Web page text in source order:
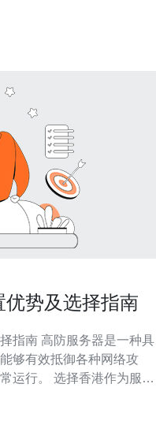
势及选择指南
是一种具
够有效抵御各种网络攻
港作为服务
陆和其他亚洲国家有着良